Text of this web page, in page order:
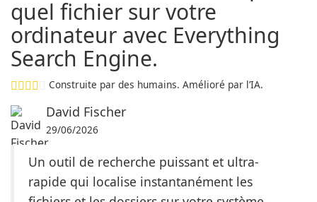
quel fichier sur votre
ordinateur avec Everything
Search Engine.
Construite par des humains. Amélioré par l’IA.
David Fischer
29/06/2026
Un outil de recherche puissant et ultra-
rapide qui localise instantanément les